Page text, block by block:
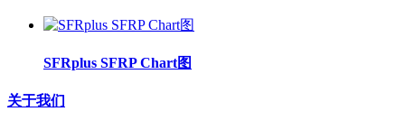
SFRplus SFRP Chart图
关于我们